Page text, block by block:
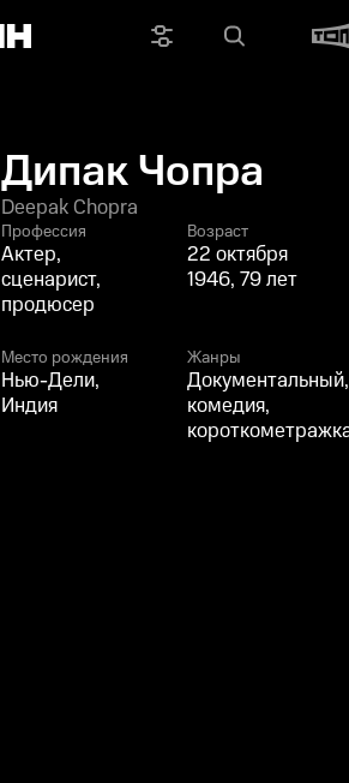
Дипак Чопра
Deepak Chopra
Профессия
Актер,
сценарист,
продюсер
Возраст
22 октября
1946, 79 лет
Место рождения
Нью-Дели,
Индия
Жанры
Документальный,
комедия,